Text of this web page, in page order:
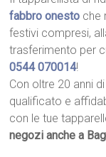
fabbro onesto che
festivi compresi,
trasferimento per
0544 070014!
Con oltre 20 anni
qualificato e
con le tue
negozi anche a